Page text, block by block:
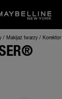
Makijaż twarzy Korektor